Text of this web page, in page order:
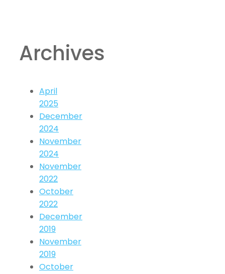
Archives
April
2025
December
2024
November
2024
November
2022
October
2022
December
2019
November
2019
October